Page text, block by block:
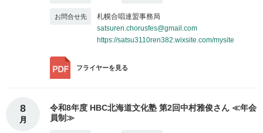
札幌合唱連盟事務局
satsuren.chorusfes@gmail.com
https://satsu3110ren382.wixsite.com/mysite
フライヤーを見る
8
月
令和8年度 HBC北海道文化塾 第2回中村雅俊さん ≪年会
員制≫